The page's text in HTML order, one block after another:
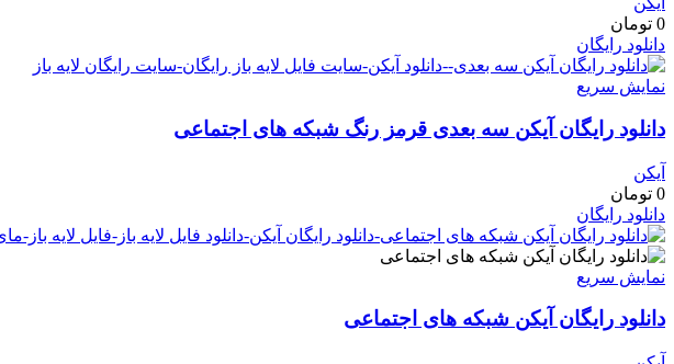
0 تومان
دانلود رایگان
نمایش سریع
دانلود رایگان آیکن سه بعدی قرمز رنگ شبکه های اجتماعی
آیکن
0 تومان
دانلود رایگان
نمایش سریع
دانلود رایگان آیکن شبکه های اجتماعی